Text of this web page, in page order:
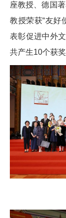
座教授、德国
教授荣获“友好
表彰促进中外
共产生10个获奖